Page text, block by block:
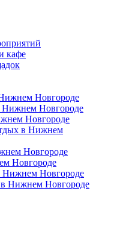
кафе
Новгороде
Нижнем Новгороде
Новгороде
в Нижнем
Новгороде
Новгороде
Нижнем Новгороде
в Нижнем Новгороде